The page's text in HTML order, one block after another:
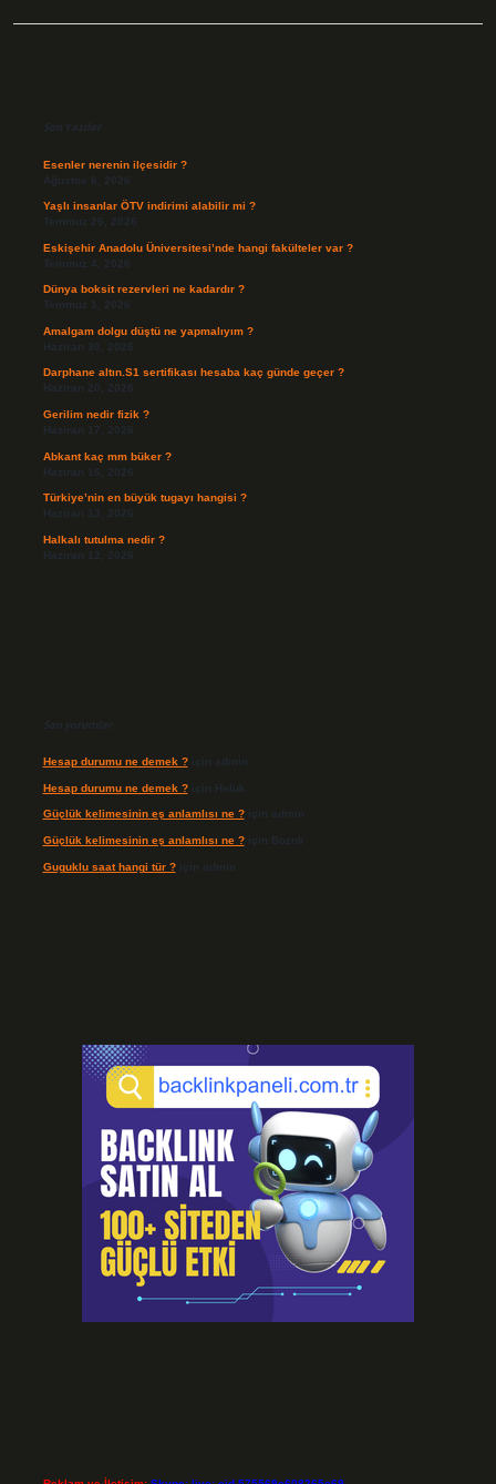
Son Yazılar
Esenler nerenin ilçesidir ?
Ağustos 6, 2026
Yaşlı insanlar ÖTV indirimi alabilir mi ?
Temmuz 26, 2026
Eskişehir Anadolu Üniversitesi’nde hangi fakülteler var ?
Temmuz 4, 2026
Dünya boksit rezervleri ne kadardır ?
Temmuz 1, 2026
Amalgam dolgu düştü ne yapmalıyım ?
Haziran 30, 2026
Darphane altın.S1 sertifikası hesaba kaç günde geçer ?
Haziran 20, 2026
Gerilim nedir fizik ?
Haziran 17, 2026
Abkant kaç mm büker ?
Haziran 16, 2026
Türkiye’nin en büyük tugayı hangisi ?
Haziran 13, 2026
Halkalı tutulma nedir ?
Haziran 12, 2026
Son yorumlar
Hesap durumu ne demek ?için admin
Hesap durumu ne demek ?için Haluk
Güçlük kelimesinin eş anlamlısı ne ?için admin
Güçlük kelimesinin eş anlamlısı ne ?için Bozok
Guguklu saat hangi tür ?için admin